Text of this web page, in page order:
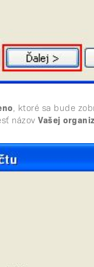
, ktoré sa bude
názov Vašej